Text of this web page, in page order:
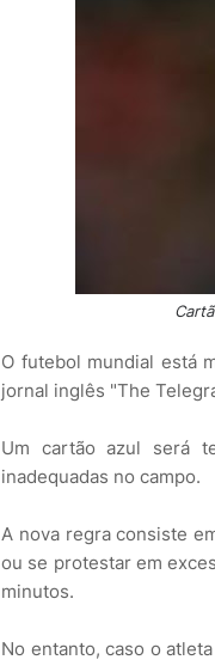
O futebol mundial está
jornal inglês "The
Um cartão azul será
inadequadas no campo.
A nova regra consiste
ou se protestar em
minutos.
No entanto, caso o